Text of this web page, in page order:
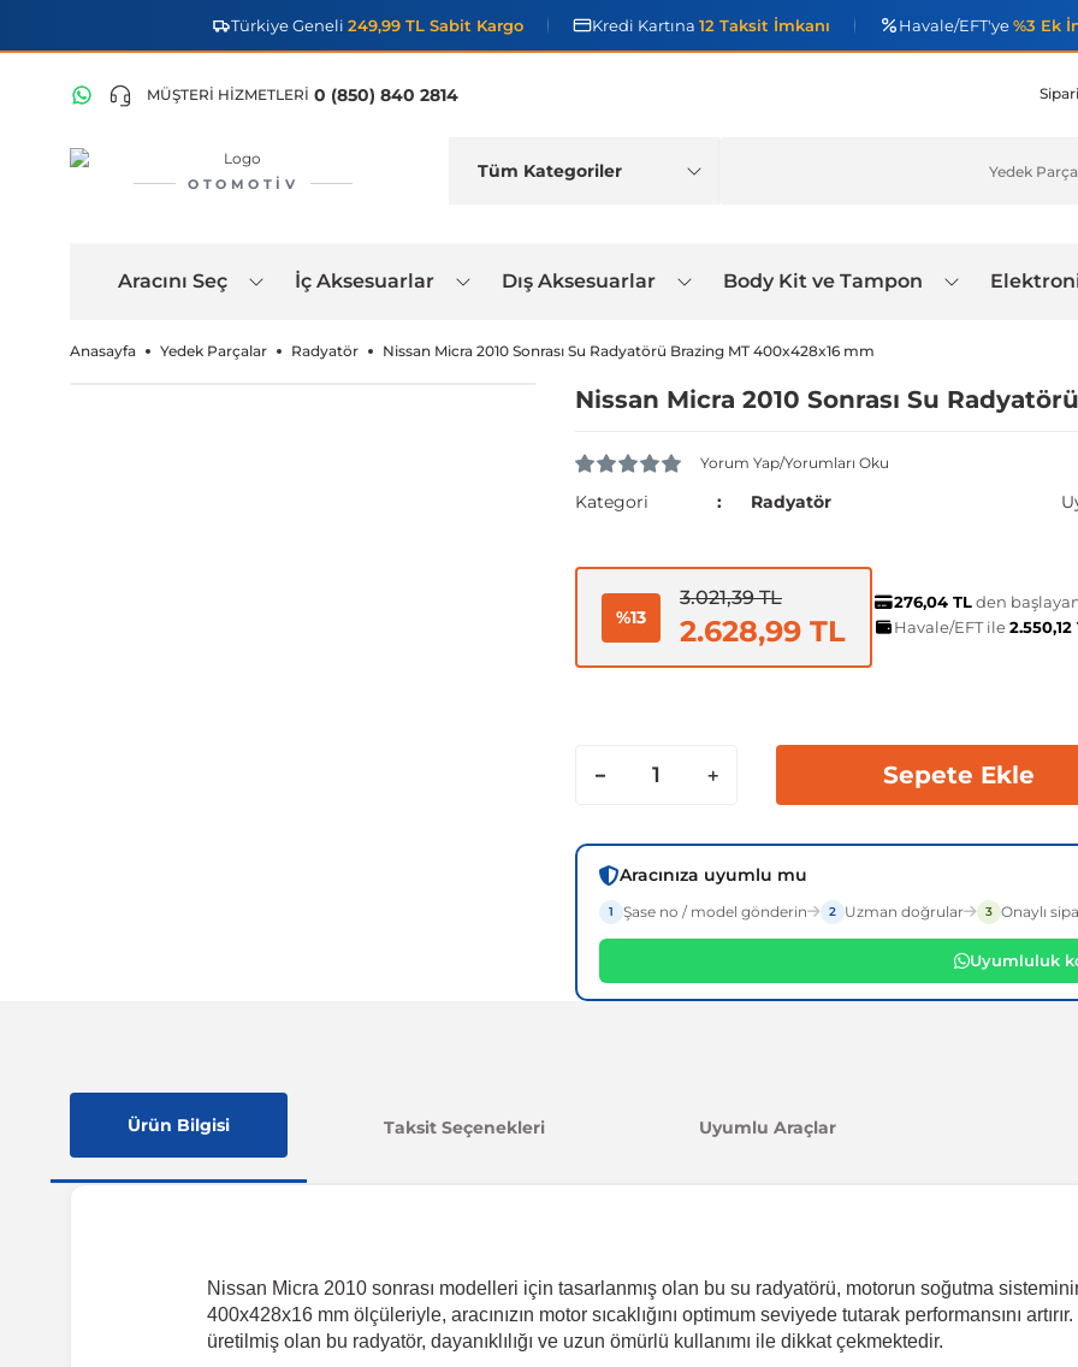
Türkiye Geneli 249,99 TL Sabit Kargo Kredi Kartına 12 Taksit İmkanı Havale/EFT'ye%3 Ek
MÜŞTERİ HİZMETLERİ 0 (850) 840 2814
OTOMOTIV
Aracını Seç İç Aksesuarlar Dış Aksesuarlar Body Kit ve Tampon
Anasayfa Yedek Parçalar Radyatör Nissan Micra 2010 Sonrası Su Radyatörü Brazing MT 400x428x16 mm
Nissan Micra 2010 Sonrası Su
Yorum Yap/Yorumları Oku
Kategori Radyatör
%13
3.021,39 TL
2.628,99 TL
276,04 TLden
Havale/EFT ile2.550,12
Sepete Ekle
Aracınıza uyumlu mu
1 Şase no / model gönderin 2 Uzman doğrular 3 Onaylı
Uyumluluk
Ürün Bilgisi Taksit Seçenekleri Uyumlu Araçlar
Nissan Micra 2010 sonrası modelleri için tasarlanmış olan bu su radyatörü, motorun soğutma
400x428x16 mm ölçüleriyle, aracınızın motor sıcaklığını optimum seviyede tutarak performansını
üretilmiş olan bu radyatör, dayanıklılığı ve uzun ömürlü kullanımı ile dikkat çekmektedir.